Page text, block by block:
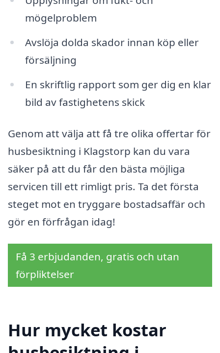
mögelproblem
Avslöja dolda skador innan köp eller
försäljning
En skriftlig rapport som ger dig en klar
bild av fastighetens skick
Genom att välja att få tre olika offertar för
husbesiktning i Klagstorp kan du vara
säker på att du får den bästa möjliga
servicen till ett rimligt pris. Ta det första
steget mot en tryggare bostadsaffär och
gör en förfrågan idag!
Få 3 erbjudanden, gratis och utan
förpliktelser
Hur mycket kostar